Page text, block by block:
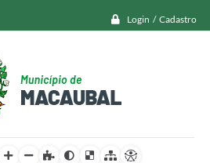
Login / Cadastro